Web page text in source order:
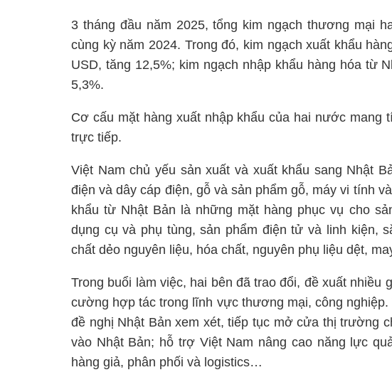
3 tháng đầu năm 2025, tổng kim ngạch thương mại
cùng kỳ năm 2024. Trong đó, kim ngạch xuất khẩu
USD, tăng 12,5%; kim ngạch nhập khẩu hàng hóa từ
5,3%.
Cơ cấu mặt hàng xuất nhập khẩu của hai nước mang
trực tiếp.
Việt Nam chủ yếu sản xuất và xuất khẩu sang Nhật
điện và dây cáp điện, gỗ và sản phẩm gỗ, máy vi tính
khẩu từ Nhật Bản là những mặt hàng phục vụ cho
dụng cụ và phụ tùng, sản phẩm điện tử và linh kiện,
chất dẻo nguyên liệu, hóa chất, nguyên phụ liệu dệt,
Trong buổi làm việc, hai bên đã trao đổi, đề xuất
cường hợp tác trong lĩnh vực thương mại, công
đề nghị Nhật Bản xem xét, tiếp tục mở cửa thị trường
vào Nhật Bản; hỗ trợ Việt Nam nâng cao năng lực
hàng giả, phân phối và logistics…